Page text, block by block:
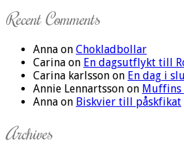
Recent Comments
Anna on Chokladbollar
Carina on En dagsutflykt till
Carina karlsson on En dag i
Annie Lennartsson on Muffins
Anna on Biskvier till påskfikat
Archives